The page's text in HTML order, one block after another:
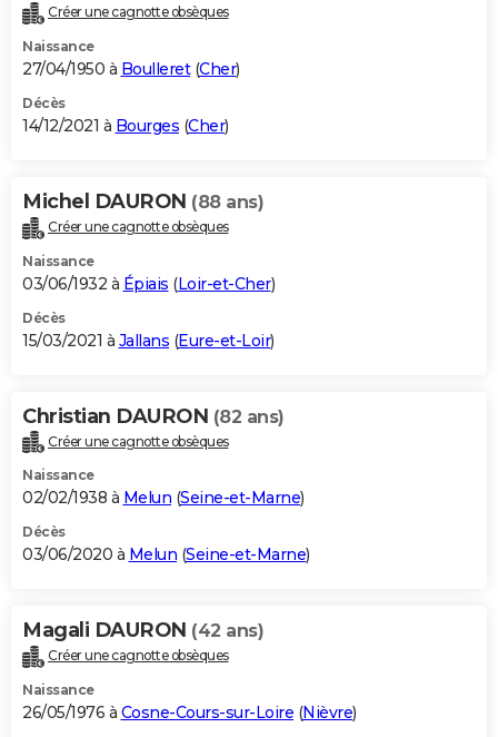
Bricolage
Lifestyle
Culture
Sport
Auto
Television
Voyage
CinemaCréer une cagnotte obsèques
Naissance
27/04/1950 à Boulleret(Cher)
Décès
14/12/2021 à Bourges (Cher)
Michel DAURON (88 ans)
Créer une cagnotte obsèques
Naissance
03/06/1932 à Épiais (Loir-et-Cher)
Décès
15/03/2021 à Jallans (Eure-et-Loir)
Christian DAURON (82 ans)
Créer une cagnotte obsèques
Naissance
02/02/1938 à Melun (Seine-et-Marne)
Décès
03/06/2020 à Melun (Seine-et-Marne)
Magali DAURON (42 ans)
Créer une cagnotte obsèques
Naissance
26/05/1976 à Cosne-Cours-sur-Loire (Nièvre)